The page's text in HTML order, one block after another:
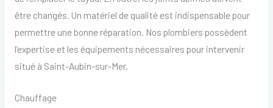
être changés. Un matériel de qualité est indispensable pour
permettre une bonne réparation. Nos plombiers possèdent
l’expertise et les équipements nécessaires pour intervenir
situé à Saint-Aubin-sur-Mer.
Chauffage